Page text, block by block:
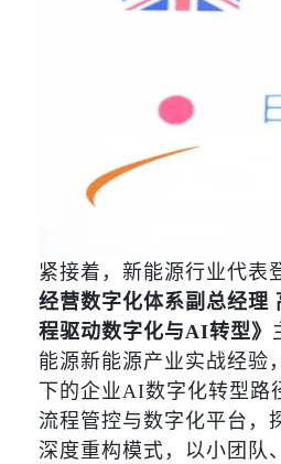
紧接着，新能源行业代表
经营数字化体系副总经理
程驱动数字化与AI转型》
能源新能源产业实战经验
下的企业AI数字化转型路
流程管控与数字化平台，
深度重构模式，以小团队